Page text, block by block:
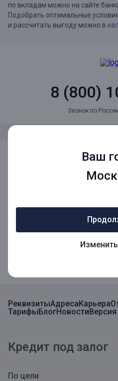
Ваш
по вкладам можно на сайте
Подобрать оптимальные
и рассчитать выгоду можно в
8 (800)
Звонок по
РеквизитыАдресаКарьера
ТарифыБлогНовости
Кредит под залог
По цели
Мы в
Мобильное